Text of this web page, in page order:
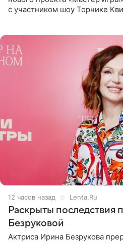
с участником шоу Торнике
12 часов назад Lenta.Ru
Раскрыты последствия
Безруковой
Актриса Ирина Безрукова